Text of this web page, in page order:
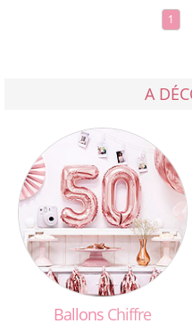
1
A
Ballons Chiffre